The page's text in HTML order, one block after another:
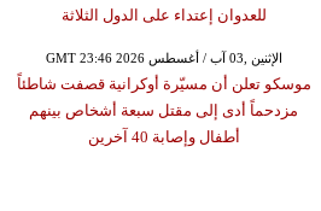
للعدوان إعتداء على الدول الثلاثة
GMT 23:46 2026 الإثنين ,03 آب / أغسطس
موسكو تعلن أن مسيّرة أوكرانية قصفت شاطئاً
مزدحماً أدى إلى مقتل سبعة أشخاص بينهم
أطفال وإصابة 40 آخرين